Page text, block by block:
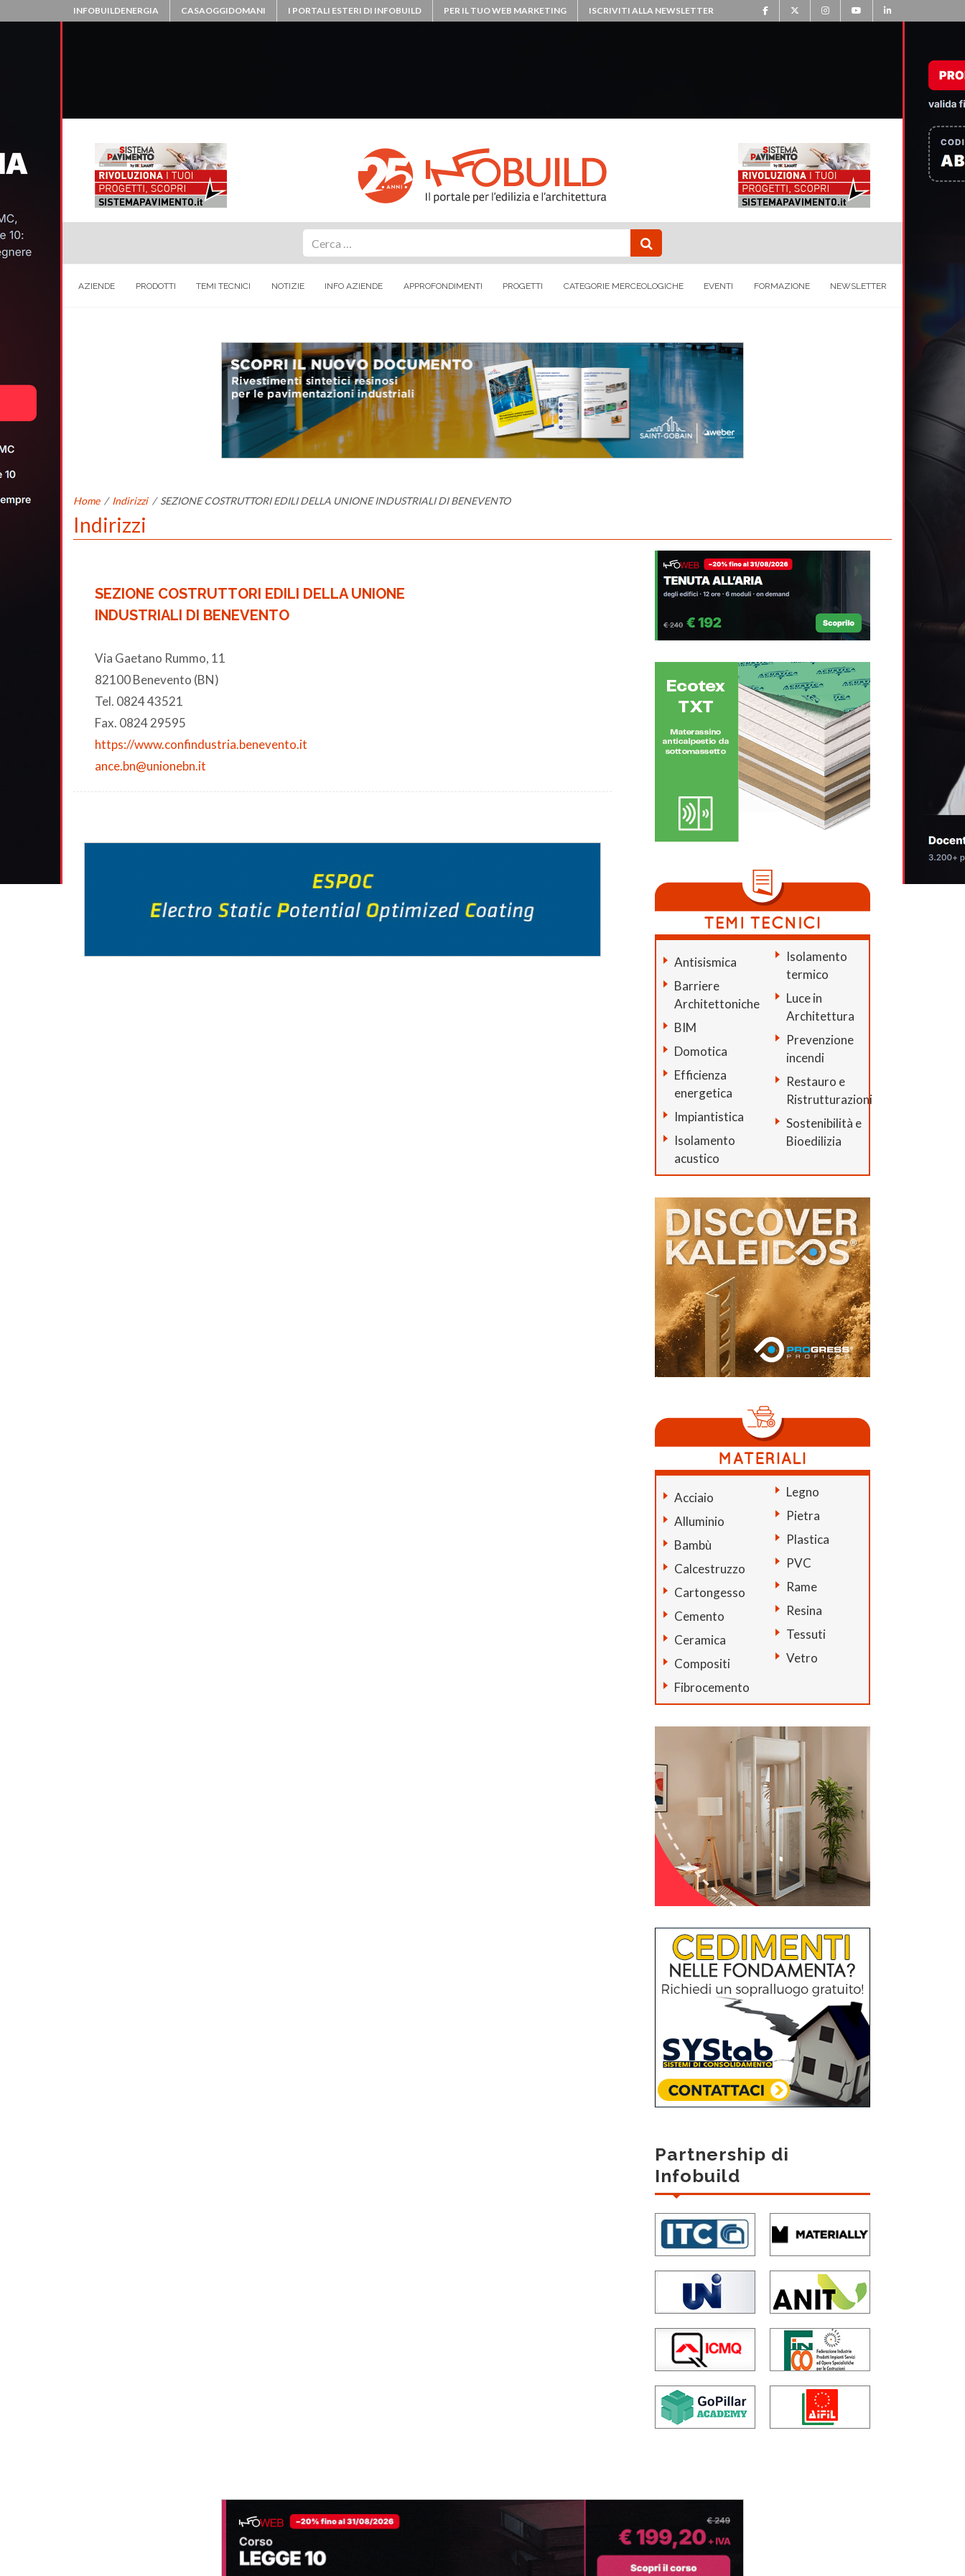
INFOBUILDENERGIA CASAOGGIDOMANI I PORTALI ESTERI DI INFOBUILD PER IL TUO WEB MARKETING ISCRIVITI ALLA NEWSLETTER
AZIENDE PRODOTTI TEMI TECNICI NOTIZIE INFO AZIENDE APPROFONDIMENTI PROGETTI CATEGORIE MERCEOLOGICHE EVENTI FORMAZIONE NEWSLETTER
Home / Indirizzi / SEZIONE COSTRUTTORI EDILI DELLA UNIONE INDUSTRIALI DI BENEVENTO
Indirizzi
SEZIONE COSTRUTTORI EDILI DELLA UNIONE
INDUSTRIALI DI BENEVENTO
Via Gaetano Rummo, 11
82100 Benevento (BN)
Tel. 0824 43521
Fax. 0824 29595
https://www.confindustria.benevento.it
ance.bn@unionebn.it
Antisismica
Barriere
Architettoniche
BIM
Domotica
Efficienza
energetica
Impiantistica
Isolamento
acustico
Isolamento
termico
Luce in
Architettura
Prevenzione
incendi
Restauro e
Ristrutturazioni
Sostenibilità e
Bioedilizia
Acciaio
Alluminio
Bambù
Calcestruzzo
Cartongesso
Cemento
Ceramica
Compositi
Fibrocemento
Legno
Pietra
Plastica
PVC
Rame
Resina
Tessuti
Vetro
Partnership di
Infobuild